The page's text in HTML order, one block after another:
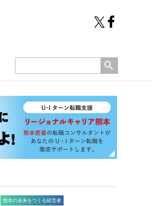
熊本の未来をつくる経営者